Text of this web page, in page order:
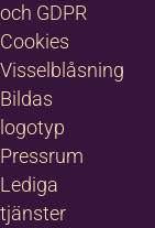
och GDPR
Cookies
Visselblåsning
Bildas
logotyp
Pressrum
Lediga
tjänster